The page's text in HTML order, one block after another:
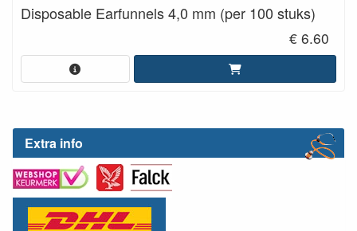
Extra info
Disposable Earfunnels 4,0 mm (per 100 stuks)
€ 6.60